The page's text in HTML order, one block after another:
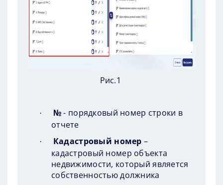
Рис.1
· № - порядковый номер строки в
отчете
· Кадастровый номер –
кадастровый номер объекта
недвижимости, который является
собственностью должника